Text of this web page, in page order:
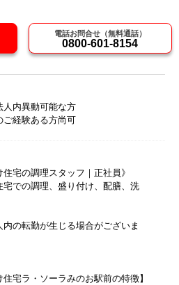
電話お問合せ（無料通話）
0800-601-8154
人内異動可能な方
ご経験ある方尚可
宅の調理スタッフ｜正社員》
での調理、盛り付け、配膳、洗
の転勤が生じる場合がございま
住宅ラ・ソーラみのお駅前の特徴】